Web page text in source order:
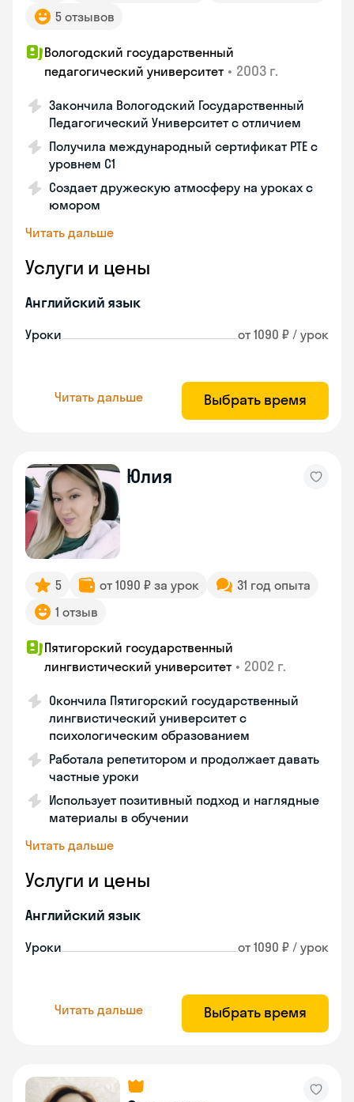
5 отзывов
Вологодский государственный
педагогический университет • 2003 г.
Закончила Вологодский Государственный
Педагогический Университет с отличием
Получила международный сертификат PTE с
уровнем C1
Создает дружескую атмосферу на уроках с
юмором
Читать дальше
Услуги и цены
Английский язык
Уроки от 1090 ₽ / урок
Читать дальше Выбрать время
Юлия
5 от 1090 ₽ за урок
31 год опыта
1 отзыв
Пятигорский государственный
лингвистический университет • 2002 г.
Окончила Пятигорский государственный
лингвистический университет с
психологическим образованием
Работала репетитором и продолжает давать
частные уроки
Использует позитивный подход и наглядные
материалы в обучении
Читать дальше
Услуги и цены
Английский язык
Уроки от 1090 ₽ / урок
Читать дальше Выбрать время